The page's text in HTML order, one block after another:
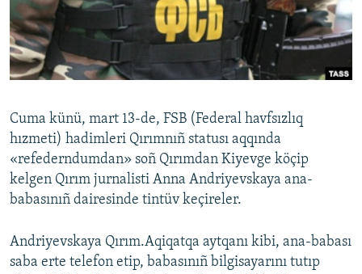
Русский
Українською
RFE/RS bütün saytları
Cuma künü, mart 13-de, FSB (Federal havfsızlıq
hızmeti) hadimleri Qırımnıñ statusı aqqında
«refederndumdan» soñ Qırımdan Kiyevge köçip
kelgen Qırım jurnalisti Anna Andriyevskaya ana-
babasınıñ dairesinde tintüv keçireler.
Andriyevskaya Qırım.Aqiqatqa aytqanı kibi, ana-babası
saba erte telefon etip, babasınıñ bilgisayarını tutıp